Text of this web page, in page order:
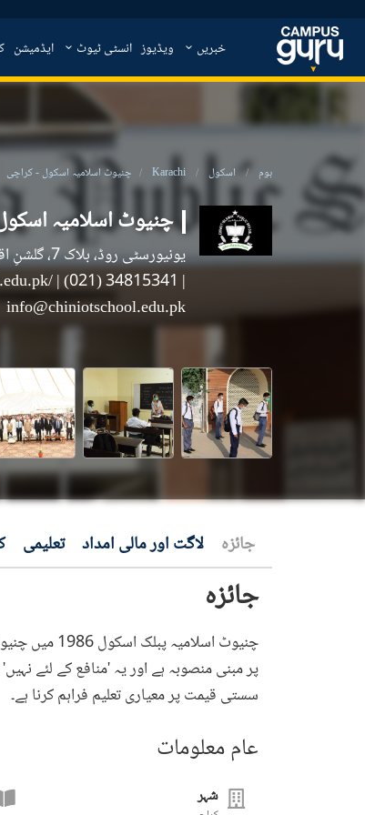
خبریں ویڈیوز انسٹی ٹیوٹ ایڈمیشن
ہوم اسکول Karachi چنیوٹ اسلامیہ اسکول - کراچی
چنیوٹ اسلامیہ
یونیورسٹی روڈ، بلاک 7، گلشنِ اقبال کراچی
| (021) 34815341 |
info@chiniotschool.edu.pk
جائزہ لاگت اور مالی امداد تعلیمی
جائزہ
چنیوٹ
پر مبنی منصوبہ ہے اور یہ 'منافع کے لئے
سستی قیمت پر معیاری تعلیم فراہم کرنا ہے۔
عام معلومات
شہر